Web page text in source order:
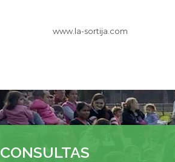
www.la-sortija.com
CONSULTAS